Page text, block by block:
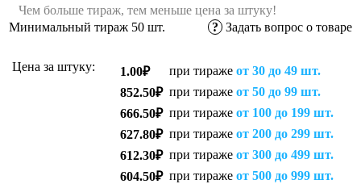
Чем больше тираж, тем меньше цена за штуку!
Минимальный тираж 50 шт. ? Задать вопрос о товаре
Цена за штуку: 1.00₽ при тираже от 30 до 49 шт.
852.50₽ при тираже от 50 до 99 шт.
666.50₽ при тираже от 100 до 199 шт.
627.80₽ при тираже от 200 до 299 шт.
612.30₽ при тираже от 300 до 499 шт.
604.50₽ при тираже от 500 до 999 шт.